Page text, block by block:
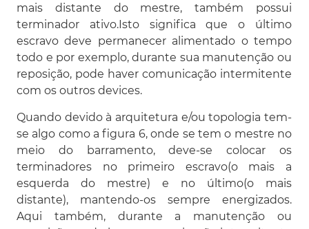
mais distante do mestre, também possui
terminador ativo.Isto significa que o último
escravo deve permanecer alimentado o tempo
todo e por exemplo, durante sua manutenção ou
reposição, pode haver comunicação intermitente
com os outros devices.
Quando devido à arquitetura e/ou topologia tem-
se algo como a figura 6, onde se tem o mestre no
meio do barramento, deve-se colocar os
terminadores no primeiro escravo(o mais a
esquerda do mestre) e no último(o mais
distante), mantendo-os sempre energizados.
Aqui também, durante a manutenção ou